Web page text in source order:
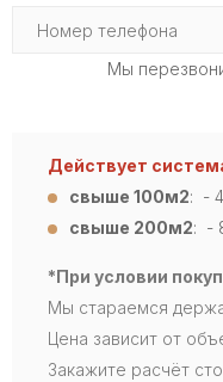
Мы
Действует
свыше 100м2: - 4
свыше 200м2: -
*При условии
Мы стараемся
Цена зависит от
Закажите расчёт